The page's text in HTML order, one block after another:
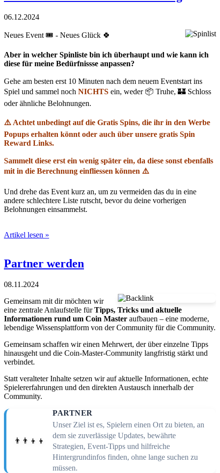
06.12.2024
Neues Event 🎟️ - Neues Glück 🍀
Aber in welcher Spinliste bin ich überhaupt und wie kann ich
diese für meine Bedürfnissse anpassen?
Gehe am besten erst 10 Minuten nach dem neuem Eventstart ins
Spiel und sammel noch NICHTS ein, weder 📦 Truhe, 🏰 Schloss
oder ähnliche Belohnungen.
⚠️ Achtet unbedingt auf die Gratis Spins, die ihr in den Werbe
Popups erhalten könnt oder auch über unsere gratis Spin
Reward Links.
Sammelt diese erst ein wenig später ein, da diese sonst ebenfalls
mit in die Berechnung einfliessen können ⚠️
Und drehe das Event kurz an, um zu vermeiden das du in eine
andere schlechtere Liste rutscht, bevor du deine vorherigen
Belohnungen einsammelst.
Artikel lesen »
Partner werden
08.11.2024
Gemeinsam mit dir möchten wir
eine zentrale Anlaufstelle fürTipps, Tricks und aktuelle
Informationen rund um Coin Master aufbauen – eine moderne,
lebendige Wissensplattform von der Community für die Community.
Gemeinsam schaffen wir einen Mehrwert, der über einzelne Tipps
hinausgeht und die Coin-Master-Community langfristig stärkt und
verbindet.
Statt veralteter Inhalte setzen wir auf aktuelle Informationen, echte
Spielererfahrungen und den direkten Austausch innerhalb der
Community.
👨‍👨‍👦‍👦
PARTNER
Unser Ziel ist es, Spielern einen Ort zu bieten, an
dem sie zuverlässige Updates, bewährte
Strategien, Event-Tipps und hilfreiche
Hintergrundinfos finden, ohne lange suchen zu
müssen.